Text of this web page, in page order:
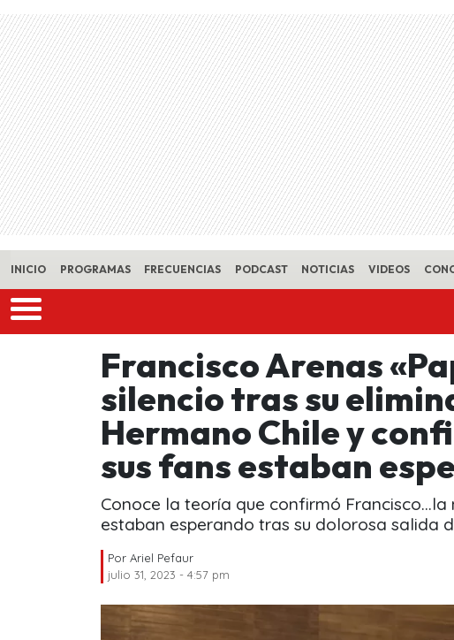
Skip to main content
INICIO PROGRAMAS FRECUENCIAS PODCAST NOTICIAS VIDEOS
Francisco Arenas
silencio tras su
Hermano Chile y
sus fans estaban
Conoce la teoría que confirmó
estaban esperando tras su dolorosa salida
Por Ariel Pefaur
julio 31, 2023 - 4:57 pm